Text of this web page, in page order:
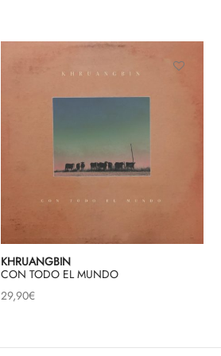
KHRUANGBIN
CON TODO EL MUNDO
29,90€